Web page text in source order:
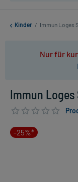
Kinder / Immun Loges
Nur für
Immun Loges
-25%*